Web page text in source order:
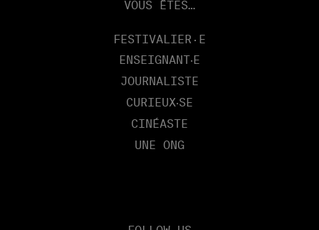
VOUS ÊTES…
FESTIVALIER·E
ENSEIGNANT‧E
JOURNALISTE
CURIEUX‧SE
CINÉASTE
UNE ONG